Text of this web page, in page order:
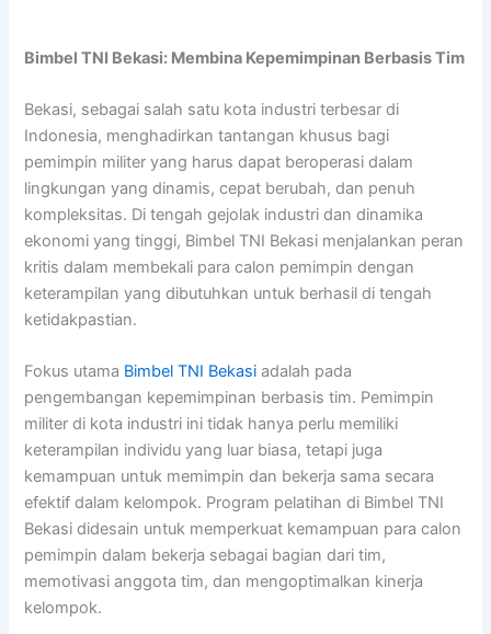
Bimbel TNI Bekasi: Membina Kepemimpinan Berbasis Tim
Bekasi, sebagai salah satu kota industri terbesar di
Indonesia, menghadirkan tantangan khusus bagi
pemimpin militer yang harus dapat beroperasi dalam
lingkungan yang dinamis, cepat berubah, dan penuh
kompleksitas. Di tengah gejolak industri dan dinamika
ekonomi yang tinggi, Bimbel TNI Bekasi menjalankan peran
kritis dalam membekali para calon pemimpin dengan
keterampilan yang dibutuhkan untuk berhasil di tengah
ketidakpastian.
Fokus utama Bimbel TNI Bekasi adalah pada
pengembangan kepemimpinan berbasis tim. Pemimpin
militer di kota industri ini tidak hanya perlu memiliki
keterampilan individu yang luar biasa, tetapi juga
kemampuan untuk memimpin dan bekerja sama secara
efektif dalam kelompok. Program pelatihan di Bimbel TNI
Bekasi didesain untuk memperkuat kemampuan para calon
pemimpin dalam bekerja sebagai bagian dari tim,
memotivasi anggota tim, dan mengoptimalkan kinerja
kelompok.